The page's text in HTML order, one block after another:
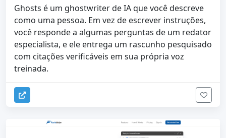
Ghosts é um ghostwriter de IA que você descreve
como uma pessoa. Em vez de escrever instruções,
você responde a algumas perguntas de um redator
especialista, e ele entrega um rascunho pesquisado
com citações verificáveis ​​​​em sua própria voz
treinada.